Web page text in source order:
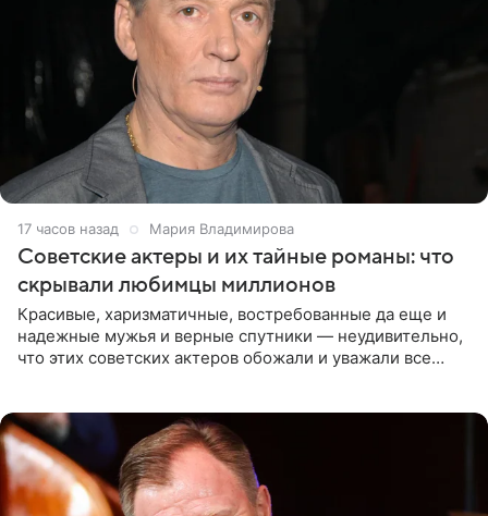
17 часов назад Мария Владимирова
Советские актеры и их тайные романы: что
скрывали любимцы миллионов
Красивые, харизматичные, востребованные да еще и
надежные мужья и верные спутники — неудивительно,
что этих советских актеров обожали и уважали все